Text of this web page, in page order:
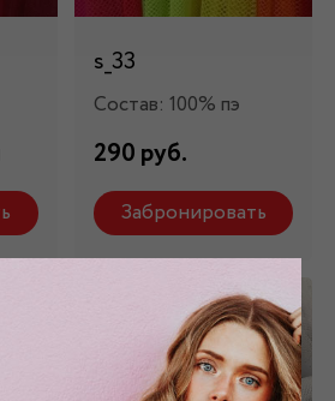
s_33
Состав: 100% пэ
290 руб.
Забронировать